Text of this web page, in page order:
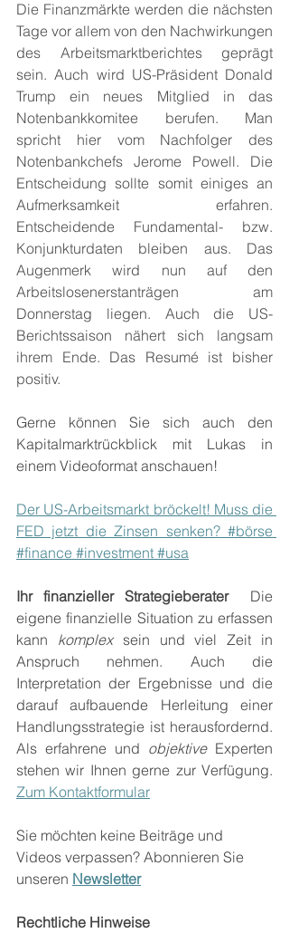
Die Finanzmärkte werden die nächsten
Tage vor allem von den Nachwirkungen
des Arbeitsmarktberichtes geprägt
sein. Auch wird US-Präsident Donald
Trump ein neues Mitglied in das
Notenbankkomitee berufen. Man
spricht hier vom Nachfolger des
Notenbankchefs Jerome Powell. Die
Entscheidung sollte somit einiges an
Aufmerksamkeit erfahren.
Entscheidende Fundamental- bzw.
Konjunkturdaten bleiben aus. Das
Augenmerk wird nun auf den
Arbeitslosenerstanträgen am
Donnerstag liegen. Auch die US-
Berichtssaison nähert sich langsam
ihrem Ende. Das Resumé ist bisher
positiv.
Gerne können Sie sich auch den
Kapitalmarktrückblick mit Lukas in
einem Videoformat anschauen!
Der US-Arbeitsmarkt bröckelt! Muss die
FED jetzt die Zinsen senken? #börse
#finance #investment #usa
Ihr finanzieller Strategieberater
Die
eigene finanzielle Situation zu erfassen
kann komplex sein und viel Zeit in
Anspruch nehmen. Auch die
Interpretation der Ergebnisse und die
darauf aufbauende Herleitung einer
Handlungsstrategie ist herausfordernd.
Als erfahrene und objektive Experten
Zum Kontaktformular
Sie möchten keine Beiträge und
Videos verpassen? Abonnieren Sie
unseren Newsletter
Rechtliche Hinweise